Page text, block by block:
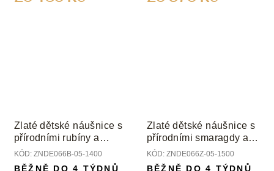
Zlaté dětské náušnice s
přírodními rubíny a
diamanty
KÓD: ZNDE066B-05-1400
BĚŽNĚ DO 4 TÝDNŮ
Zlaté dětské náušnice s
přírodními smaragdy a
diamanty
KÓD: ZNDE066Z-05-1500
BĚŽNĚ DO 4 TÝDNŮ